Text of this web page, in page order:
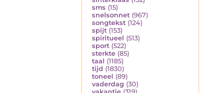
sms (15)
snelsonnet (967)
songtekst (124)
spijt (153)
spiritueel (513)
sport (522)
sterkte (85)
taal (1185)
tijd (1830)
toneel (89)
vaderdag (30)